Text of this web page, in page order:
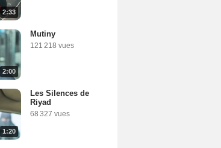
2:33
2:00
Mutiny
121 218 vues
1:20
Les Silences de
Riyad
68 327 vues